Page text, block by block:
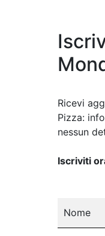
Ricevi
Pizza:
nessun
Iscriviti
Nome
a